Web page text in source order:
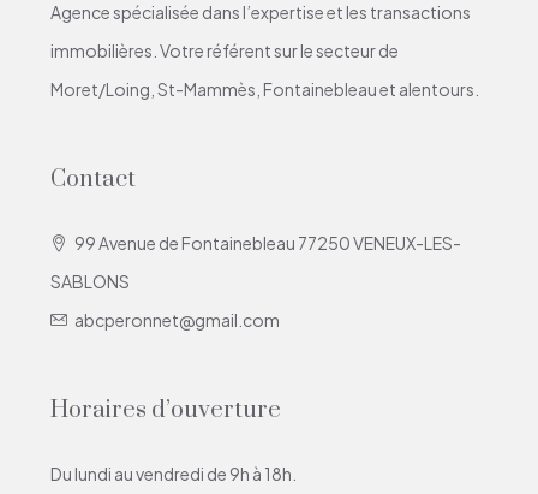
Agence spécialisée dans l’expertise et les transactions
immobilières. Votre référent sur le secteur de
Moret/Loing, St-Mammès, Fontainebleau et alentours.
Contact
99 Avenue de Fontainebleau 77250 VENEUX-LES-
SABLONS
abcperonnet@gmail.com
Horaires d’ouverture
Du lundi au vendredi de 9h à 18h.